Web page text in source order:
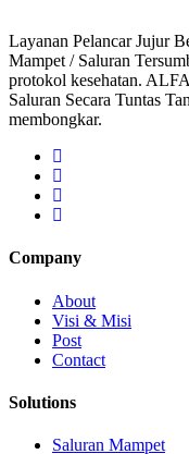
Layanan Pelancar Jujur
Mampet / Saluran
protokol kesehatan.
Saluran Secara Tuntas
membongkar.
Company
About
Visi & Misi
Post
Contact
Solutions
Saluran Mampet